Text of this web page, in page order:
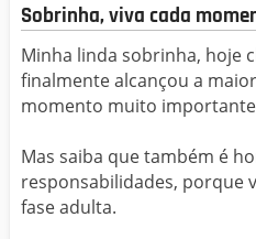
Sobrinha, viva cada
Minha linda sobrinha, hoje
finalmente alcançou a
momento muito importante
Mas saiba que também é
responsabilidades, porque
fase adulta.